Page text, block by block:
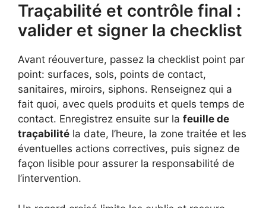
Traçabilité et contrôle final :
valider et signer la checklist
Avant réouverture, passez la checklist point par
point: surfaces, sols, points de contact,
sanitaires, miroirs, siphons. Renseignez qui a
fait quoi, avec quels produits et quels temps de
contact. Enregistrez ensuite sur la feuille de
traçabilité la date, l’heure, la zone traitée et les
éventuelles actions correctives, puis signez de
façon lisible pour assurer la responsabilité de
l’intervention.